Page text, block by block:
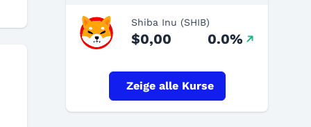
Shiba Inu (SHIB)
$0,00 0.0%
Zeige alle Kurse